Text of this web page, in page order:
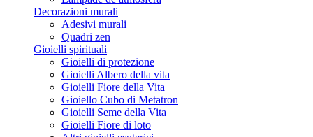
Decorazioni murali
Adesivi murali
Quadri zen
Gioielli spirituali
Gioielli di protezione
Gioielli Albero della vita
Gioielli Fiore della Vita
Gioiello Cubo di Metatron
Gioielli Seme della Vita
Gioielli Fiore di loto